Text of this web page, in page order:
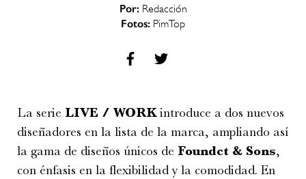
Por: Redacción
Fotos: PimTop
La serie LIVE / WORKintroduce a dos nuevos
diseñadores en la lista de la marca, ampliando así
la gama de diseños únicos de Foundct & Sons,
con énfasis en la flexibilidad y la comodidad. En